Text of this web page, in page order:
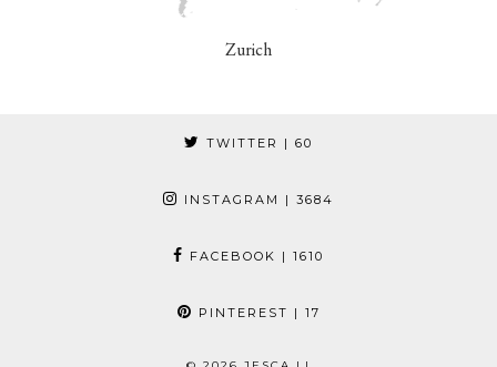
Zurich
TWITTER | 60
INSTAGRAM | 3684
FACEBOOK | 1610
PINTEREST | 17